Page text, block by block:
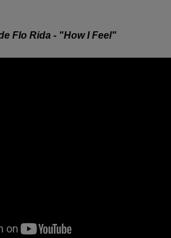
Flo Rida - "How I Feel"